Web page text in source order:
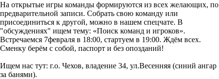
На открытые игры команды формируются из всех желающих, по
предварительной записи. Собрать свою команду или
присоединиться к другой, можно в нашем спецчате. В
"обсуждениях" ищем тему: «Поиск команд и игроков».
Встречаемся 7февраля в 18:00, стартуем в 19:00. Ждём всех.
Сменку берём с собой, паспорт и без опозданий!
Ищем нас тут: г.о. Чехов, владение 34, ул.Весенняя (синий ангар
за банями).